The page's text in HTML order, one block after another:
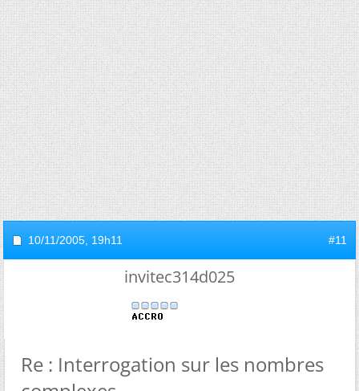
10/11/2005, 19h11 #11
invitec314d025
Re : Interrogation sur les nombres